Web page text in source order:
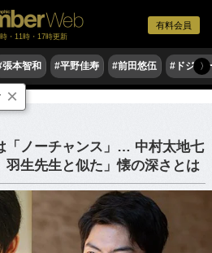
有料会員
・11時・17時更新
張本智和 #平野佳寿 #前田悠伍 #ドジャ
〉
「ノーチャンス」… 中村太地七
羽生先生と似た」懐の深さとは
×